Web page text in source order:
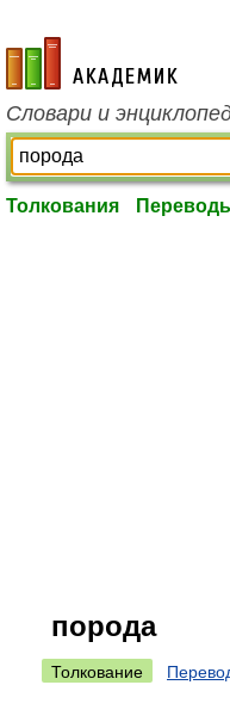
academic.ru
Словари и
Толкования
порода
Толкование